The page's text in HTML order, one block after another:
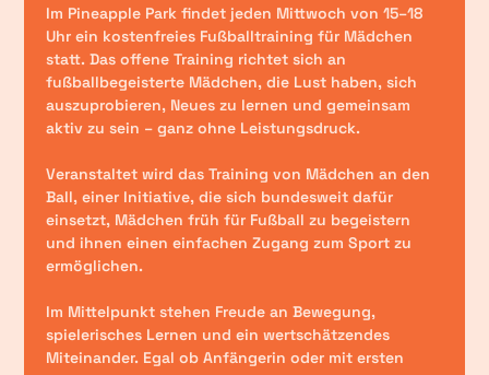
Im Pineapple Park findet jeden Mittwoch von 15–18
Uhr ein kostenfreies Fußballtraining für Mädchen
statt. Das offene Training richtet sich an
fußballbegeisterte Mädchen, die Lust haben, sich
auszuprobieren, Neues zu lernen und gemeinsam
aktiv zu sein – ganz ohne Leistungsdruck.
Veranstaltet wird das Training von Mädchen an den
Ball, einer Initiative, die sich bundesweit dafür
einsetzt, Mädchen früh für Fußball zu begeistern
und ihnen einen einfachen Zugang zum Sport zu
ermöglichen.
Im Mittelpunkt stehen Freude an Bewegung,
spielerisches Lernen und ein wertschätzendes
Miteinander. Egal ob Anfängerin oder mit ersten